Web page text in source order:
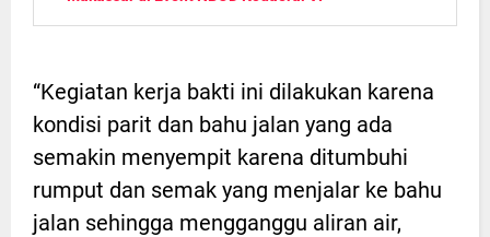
“Kegiatan kerja bakti ini dilakukan karena
kondisi parit dan bahu jalan yang ada
semakin menyempit karena ditumbuhi
rumput dan semak yang menjalar ke bahu
jalan sehingga mengganggu aliran air,